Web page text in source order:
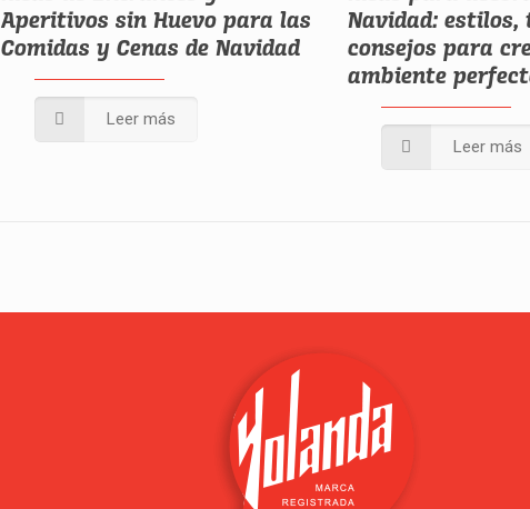
Aperitivos sin Huevo para las
Comidas y Cenas de Navidad
Leer más
Navidad: estilos,
consejos para
ambiente
Leer más